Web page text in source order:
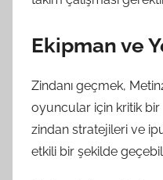
Ekipman ve
Zindanı geçmek,
oyuncular için kritik
zindan stratejileri ve
etkili bir şekilde